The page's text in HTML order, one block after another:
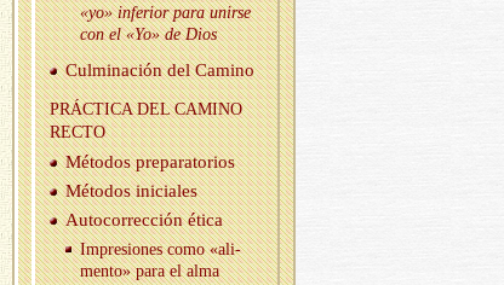
«yo» in­fe­rior para unir­se
con el «Yo» de Dios
Cul­mi­na­ción del Ca­mino
PRÁC­TI­CA DEL CA­MINO
RECTO
Mé­to­dos pre­pa­ra­to­rios
Mé­to­dos ini­cia­les
Au­to­co­rrec­ción ética
Im­pre­sio­nes como «ali­
men­to» para el alma